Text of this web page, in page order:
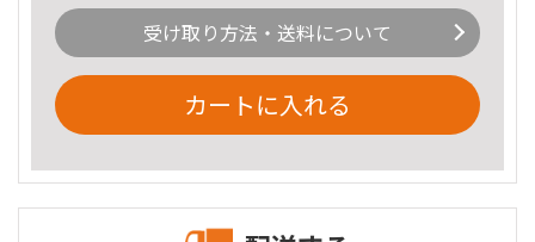
受け取り方法・送料について
カートに入れる